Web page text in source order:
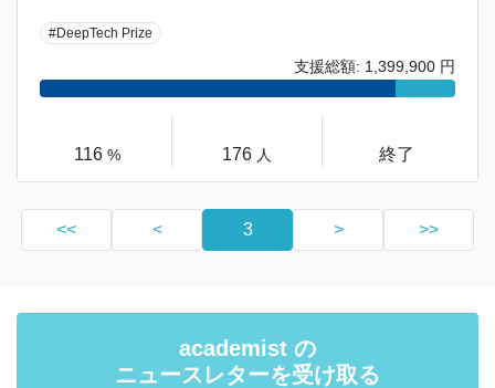
#DeepTech Prize
支援総額: 1,399,900 円
116% 176 人 終了
<< < 3 > >>
academist の
ニュースレターを受け取る